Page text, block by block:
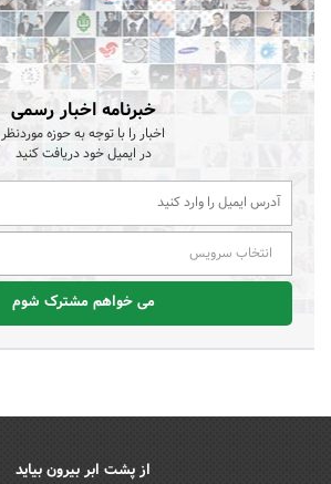
خبرنامه اخبار رسمی
اخبار را با توجه به حوزه موردنظر
در ایمیل خود دریافت کنید
انتخاب سرویس
می خواهم مشترک شوم
از پشت ابر بیرون بیاید